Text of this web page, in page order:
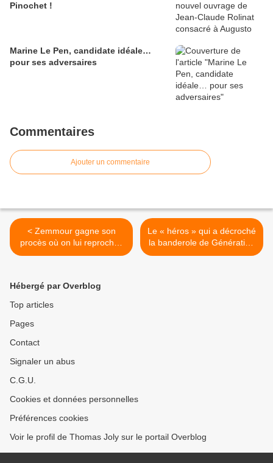
Pinochet !
Marine Le Pen, candidate idéale…
pour ses adversaires
Commentaires
Ajouter un commentaire
< Zemmour gagne son
procès où on lui reprochait
d'avoir dit que Pétain avait
Le « héros » qui a décroché
la banderole de Génération
Identitaire déféré pour viol
Hébergé par Overblog
Top articles
Pages
Contact
Signaler un abus
C.G.U.
Cookies et données personnelles
Préférences cookies
Voir le profil de Thomas Joly sur le portail Overblog